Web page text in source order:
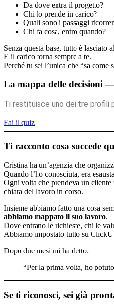
Da dove entra il progetto?
Chi lo prende in carico?
Quali sono i passaggi
Chi fa cosa, entro quando?
Senza questa base, tutto è lasciato
E il carico torna sempre a te.
Perché tu sei l’unica che “sa come
La mappa delle decisioni
Ti restituisce uno dei tre profili
Fai il quiz
Ti racconto cosa succede
Cristina ha un’agenzia che
Quando l’ho conosciuta, era
Ogni volta che prendeva un cliente
chiara del lavoro in corso.
Insieme abbiamo fatto una cosa
abbiamo mappato il suo lavoro.
Dove entrano le richieste, chi le
Abbiamo impostato tutto su
Dopo due mesi mi ha detto:
“Per la prima volta, ho
Se ti riconosci, sei già